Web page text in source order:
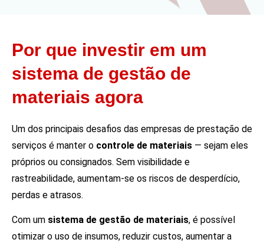
Por que investir em um
sistema de gestão de
materiais agora
Um dos principais desafios das empresas de prestação de
serviços é manter o controle de materiais — sejam eles
próprios ou consignados. Sem visibilidade e
rastreabilidade, aumentam-se os riscos de desperdício,
perdas e atrasos.
Com um sistema de gestão de materiais, é possível
otimizar o uso de insumos, reduzir custos, aumentar a